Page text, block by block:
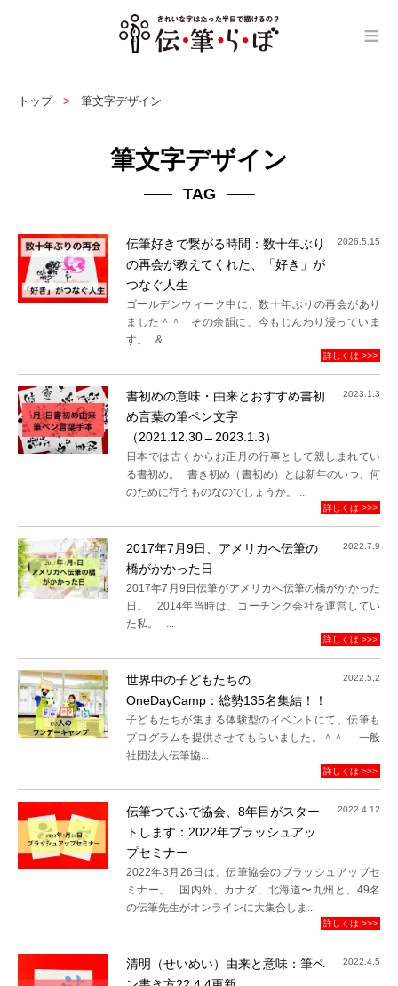
≡
トップ 筆文字デザイン
筆文字デザイン
TAG
伝筆好きで繋がる時間：数十年ぶり
の再会が教えてくれた、「好き」が
つなぐ人生
2026.5.15
ゴールデンウィーク中に、数十年ぶりの再会があり
ました＾＾ その余韻に、今もじんわり浸っていま
す。 &...
詳しくは >>>
書初めの意味・由来とおすすめ書初
め言葉の筆ペン文字
（2021.12.30→2023.1.3）
2023.1.3
日本では古くからお正月の行事として親しまれてい
る書初め。 書き初め（書初め）とは新年のいつ、何
のために行うものなのでしょうか。 ...
詳しくは >>>
2017年7月9日、アメリカへ伝筆の
橋がかかった日
2022.7.9
2017年7月9日伝筆がアメリカへ伝筆の橋がかかった
日。 2014年当時は、コーチング会社を運営してい
た私。 ...
詳しくは >>>
世界中の子どもたちの
OneDayCamp：総勢135名集結！！
2022.5.2
子どもたちが集まる体験型のイベントにて、伝筆も
プログラムを提供させてもらいました。＾＾ 一般
社団法人伝筆協...
詳しくは >>>
伝筆つてふで協会、8年目がスター
トします：2022年ブラッシュアッ
プセミナー
2022.4.12
2022年3月26日は、伝筆協会のブラッシュアップセ
ミナー。 国内外、カナダ、北海道〜九州と、49名
の伝筆先生がオンラインに大集合しま...
詳しくは >>>
清明（せいめい）由来と意味：筆ペ
2022.4.5